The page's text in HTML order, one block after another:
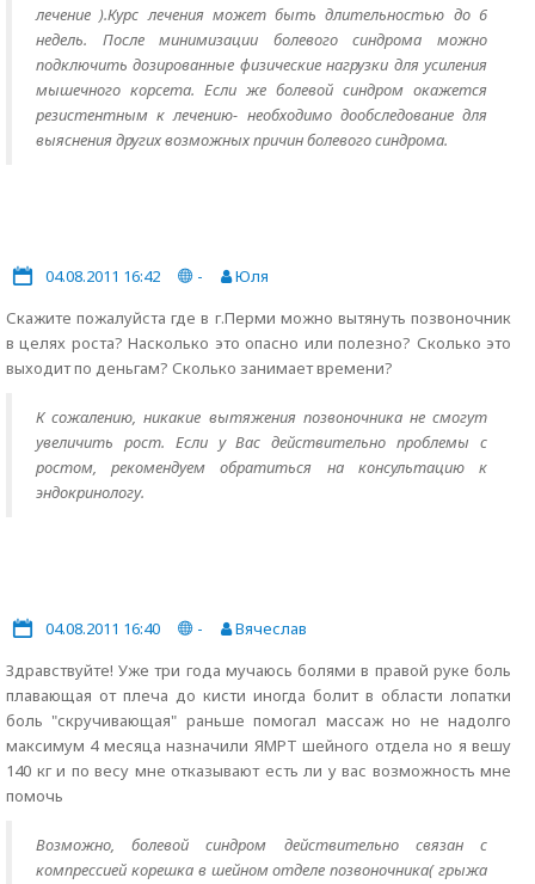
лечение ).Курс лечения может быть длительностью до 6
недель. После минимизации болевого синдрома можно
подключить дозированные физические нагрузки для усиления
мышечного корсета. Если же болевой синдром окажется
резистентным к лечению- необходимо дообследование для
выяснения других возможных причин болевого синдрома.
04.08.2011 16:42 -
Юля
Скажите пожалуйста где в г.Перми можно вытянуть позвоночник
в целях роста? Насколько это опасно или полезно? Сколько это
выходит по деньгам? Сколько занимает времени?
К сожалению, никакие вытяжения позвоночника не смогут
увеличить рост. Если у Вас действительно проблемы с
ростом, рекомендуем обратиться на консультацию к
эндокринологу.
04.08.2011 16:40 -
Вячеслав
Здравствуйте! Уже три года мучаюсь болями в правой руке боль
плавающая от плеча до кисти иногда болит в области лопатки
боль "скручивающая" раньше помогал массаж но не надолго
максимум 4 месяца назначили ЯМРТ шейного отдела но я вешу
140 кг и по весу мне отказывают есть ли у вас возможность мне
помочь
Возможно, болевой синдром действительно связан с
компрессией корешка в шейном отделе позвоночника( грыжа